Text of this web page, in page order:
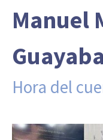
Manuel
Hora del